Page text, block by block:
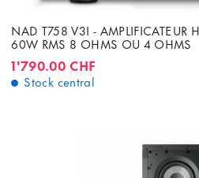
NAD T758 V3I - AMPLIFICATEUR
60W RMS 8 OHMS OU 4 OHMS
1'790.00 CHF
Stock central